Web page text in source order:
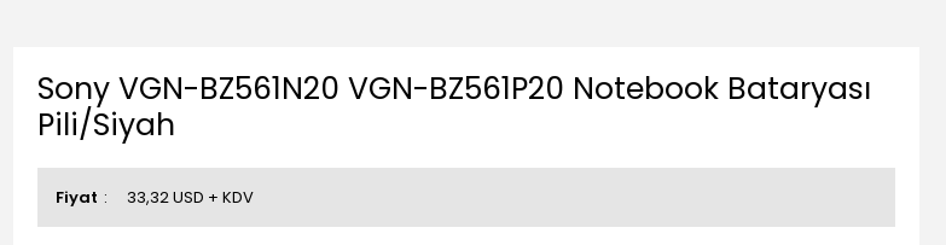
Sony VGN-BZ561N20 VGN-BZ561P20 Notebook Bataryası
Pili/Siyah
Fiyat 33,32 USD + KDV